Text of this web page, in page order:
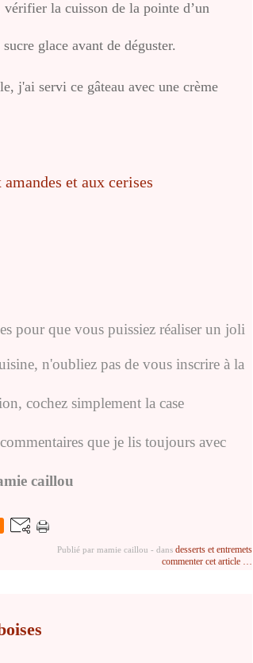
la cuisson de la pointe d’un
glace avant de déguster.
j'ai servi ce gâteau avec une crème
pour que vous puissiez réaliser un joli
n'oubliez pas de vous inscrire à la
cochez simplement la case
que je lis toujours avec
caillou
Publié par mamie caillou - dans desserts et entremets
commenter cet article …